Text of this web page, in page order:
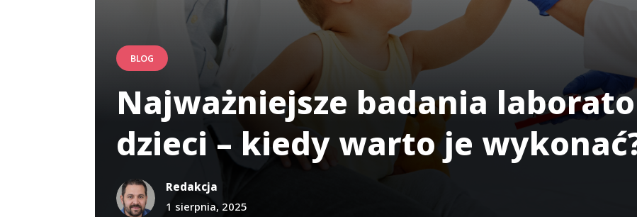
BLOG
Najważniejsze badania
dzieci – kiedy warto je
Redakcja
1 sierpnia, 2025